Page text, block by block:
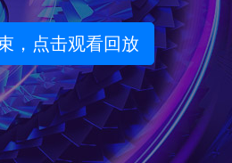
，点击观看回放